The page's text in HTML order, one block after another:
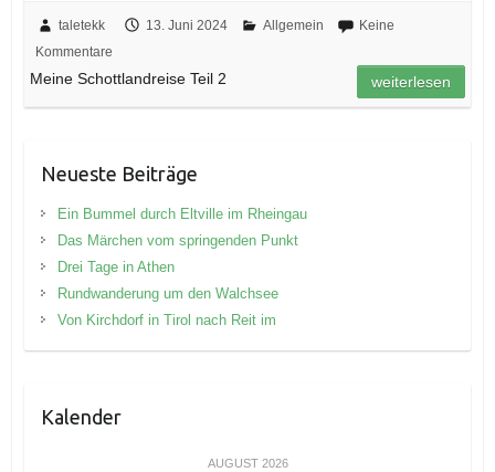
taletekk 13. Juni 2024 Allgemein
Keine
Kommentare
Meine Schottlandreise Teil 2 weiterlesen
Neueste Beiträge
Ein Bummel durch Eltville im Rheingau
Das Märchen vom springenden Punkt
Drei Tage in Athen
Rundwanderung um den Walchsee
Von Kirchdorf in Tirol nach Reit im
Kalender
AUGUST 2026